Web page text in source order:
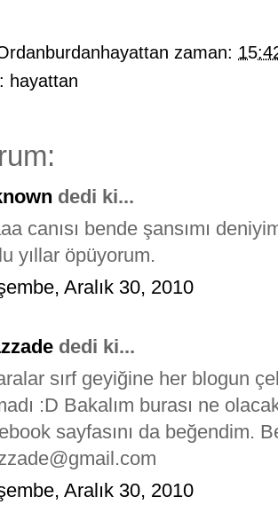
zaman:
hayattan
dedi ki...
canısı bende şansımı
yıllar öpüyorum.
Aralık 30, 2010
dedi ki...
sırf geyiğine her blogun
:D Bakalım burası ne
sayfasını da beğendim.
Aralık 30, 2010